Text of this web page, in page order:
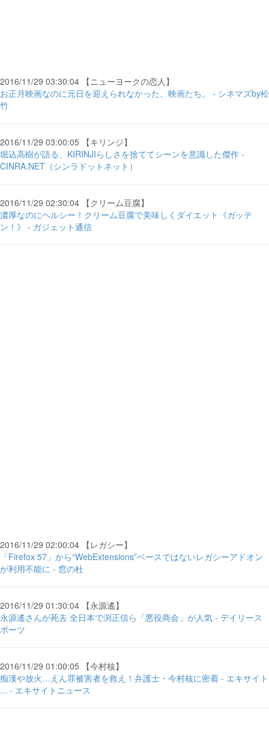
2016/11/29 03:30:04 【ニューヨークの恋人】
お正月映画なのに元日を迎えられなかった、映画たち。 - シネマズby松
竹
2016/11/29 03:00:05 【キリンジ】
堀込高樹が語る、KIRINJIらしさを捨ててシーンを意識した傑作 -
CINRA.NET（シンラドットネット）
2016/11/29 02:30:04 【クリーム豆腐】
濃厚なのにヘルシー！クリーム豆腐で美味しくダイエット《ガッテ
ン！》 - ガジェット通信
2016/11/29 02:00:04 【レガシー】
「Firefox 57」から“WebExtensions”ベースではないレガシーアドオン
が利用不能に - 窓の杜
2016/11/29 01:30:04 【永源遙】
永源遙さんが死去 全日本で渕正信ら「悪役商会」が人気 - デイリース
ポーツ
2016/11/29 01:00:05 【今村核】
痴漢や放火…えん罪被害者を救え！弁護士・今村核に密着 - エキサイト
... - エキサイトニュース